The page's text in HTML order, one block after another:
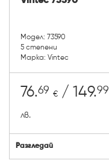
Модел: 73590
5 степени
Марка: Vintec
76.69 € / 149.99
лв.
Разгледай